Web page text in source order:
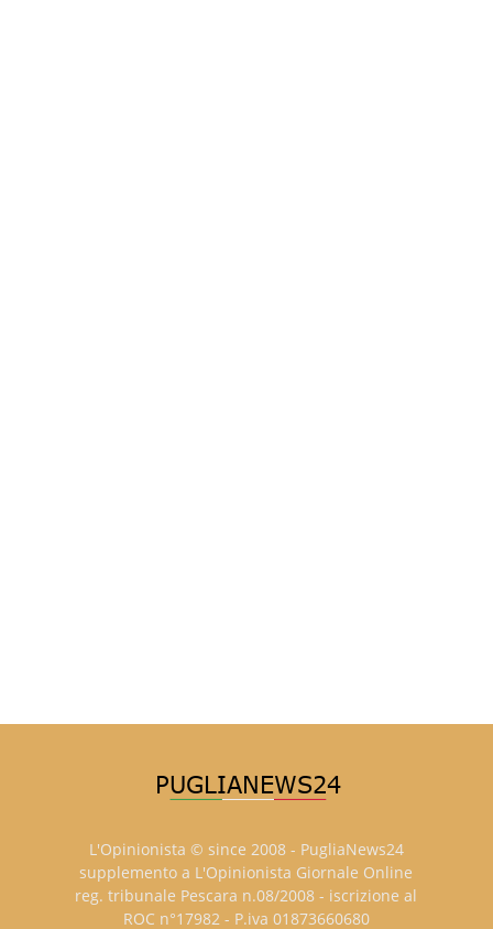
L'Opinionista © since 2008 - PugliaNews24
supplemento a L'Opinionista Giornale Online
reg. tribunale Pescara n.08/2008 - iscrizione al
ROC n°17982 - P.iva 01873660680